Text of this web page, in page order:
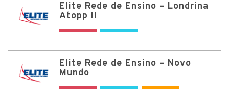
Elite Rede de Ensino – Londrina
Atopp II
Elite Rede de Ensino – Novo
Mundo